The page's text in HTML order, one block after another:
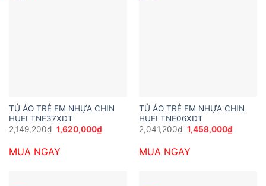
TỦ ÁO TRẺ EM NHỰA CHIN
HUEI TNE37XDT
2,149,200₫ Giá
gốc
2,149,200₫.
1,620,000₫Giá
hiện
MUA NGAY
TỦ ÁO TRẺ EM NHỰA CHIN
HUEI TNE06XDT
2,041,200₫ Giá
gốc
2,041,200₫.
1,458,000₫Giá
hiện
MUA NGAY